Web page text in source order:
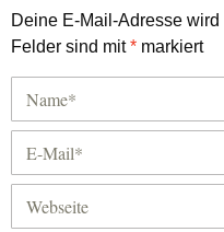
Deine E-Mail-Adresse
Felder sind mit* markiert